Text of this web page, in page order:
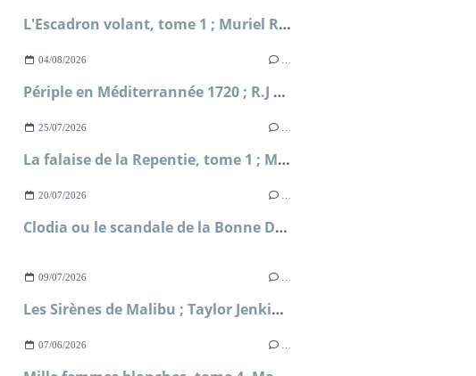
L'Escadron volant, tome 1 ; Muriel Romana
04/08/2026
Périple en Méditerrannée 1720 ; R.J Masselauze
25/07/2026
La falaise de la Repentie, tome 1 ; Marie-Béatrice Gauvin
20/07/2026
Clodia ou le scandale de la Bonne Déesse ; Sophie Malick-Prunier
09/07/2026
Les Sirènes de Malibu ; Taylor Jenkins Reid
07/06/2026